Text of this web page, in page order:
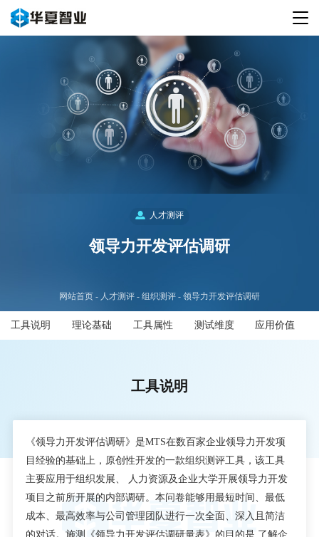
人才测评
领导力开发评估调研
网站首页 人才测评 组织测评 领导力开发评估调研
工具说明 理论基础 工具属性 测试维度 应用价值
工具说明
《领导力开发评估调研》是MTS在数百家企业领导力开发项
目经验的基础上，原创性开发的一款组织测评工具，该工具
主要应用于组织发展、 人力资源及企业大学开展领导力开发
项目之前所开展的内部调研。本问卷能够用最短时间、最低
成本、最高效率与公司管理团队进行一次全面、深入且简洁
的对话。施测《领导力开发评估调研量表》的目的是 了解企